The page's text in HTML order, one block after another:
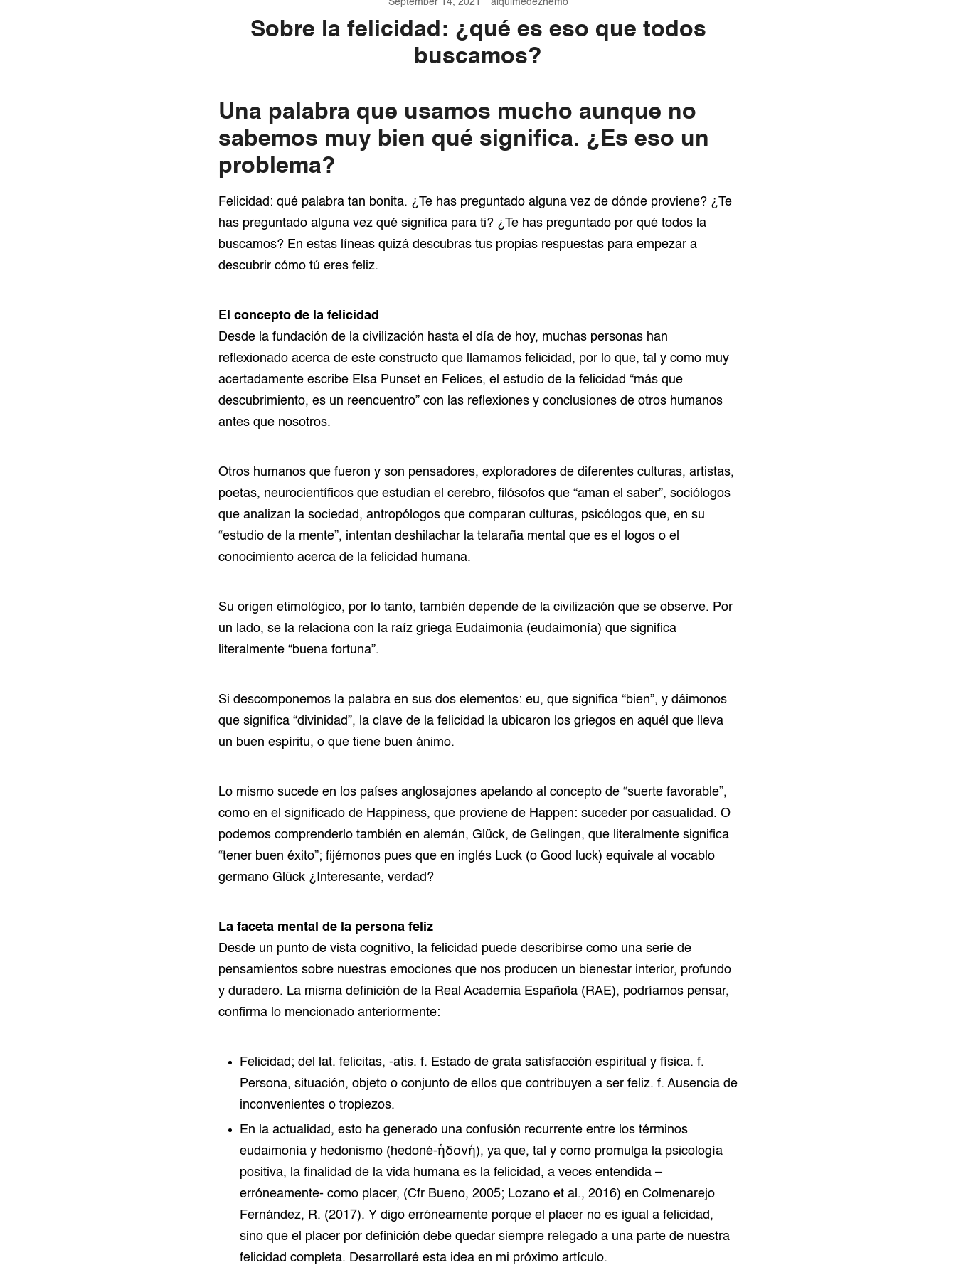
September 14, 2021 alquimedezhemo
Sobre la felicidad: ¿qué es eso que todos
buscamos?
Una palabra que usamos mucho aunque no
sabemos muy bien qué significa. ¿Es eso un
problema?
Felicidad: qué palabra tan bonita. ¿Te has preguntado alguna vez de dónde proviene? ¿Te
has preguntado alguna vez qué significa para ti? ¿Te has preguntado por qué todos la
buscamos? En estas líneas quizá descubras tus propias respuestas para empezar a
descubrir cómo tú eres feliz.
El concepto de la felicidad
Desde la fundación de la civilización hasta el día de hoy, muchas personas han
reflexionado acerca de este constructo que llamamos felicidad, por lo que, tal y como muy
acertadamente escribe Elsa Punset en Felices, el estudio de la felicidad “más que
descubrimiento, es un reencuentro” con las reflexiones y conclusiones de otros humanos
antes que nosotros.
Otros humanos que fueron y son pensadores, exploradores de diferentes culturas, artistas,
poetas, neurocientíficos que estudian el cerebro, filósofos que “aman el saber”, sociólogos
que analizan la sociedad, antropólogos que comparan culturas, psicólogos que, en su
“estudio de la mente”, intentan deshilachar la telaraña mental que es el logos o el
conocimiento acerca de la felicidad humana.
Su origen etimológico, por lo tanto, también depende de la civilización que se observe. Por
un lado, se la relaciona con la raíz griega Eudaimonia (eudaimonía) que significa
literalmente “buena fortuna”.
Si descomponemos la palabra en sus dos elementos: eu, que significa “bien”, y dáimonos
que significa “divinidad”, la clave de la felicidad la ubicaron los griegos en aquél que lleva
un buen espíritu, o que tiene buen ánimo.
Lo mismo sucede en los países anglosajones apelando al concepto de “suerte favorable”,
como en el significado de Happiness, que proviene de Happen: suceder por casualidad. O
podemos comprenderlo también en alemán, Glück, de Gelingen, que literalmente significa
“tener buen éxito”; fijémonos pues que en inglés Luck (o Good luck) equivale al vocablo
germano Glück ¿Interesante, verdad?
La faceta mental de la persona feliz
Desde un punto de vista cognitivo, la felicidad puede describirse como una serie de
pensamientos sobre nuestras emociones que nos producen un bienestar interior, profundo
y duradero. La misma definición de la Real Academia Española (RAE), podríamos pensar,
confirma lo mencionado anteriormente:
Felicidad; del lat. felicitas, -atis. f. Estado de grata satisfacción espiritual y física. f.
Persona, situación, objeto o conjunto de ellos que contribuyen a ser feliz. f. Ausencia de
inconvenientes o tropiezos.
En la actualidad, esto ha generado una confusión recurrente entre los términos
eudaimonía y hedonismo (hedoné-ἡδονή), ya que, tal y como promulga la psicología
positiva, la finalidad de la vida humana es la felicidad, a veces entendida –
erróneamente- como placer, (Cfr Bueno, 2005; Lozano et al., 2016) en Colmenarejo
Fernández, R. (2017). Y digo erróneamente porque el placer no es igual a felicidad,
sino que el placer por definición debe quedar siempre relegado a una parte de nuestra
felicidad completa. Desarrollaré esta idea en mi próximo artículo.